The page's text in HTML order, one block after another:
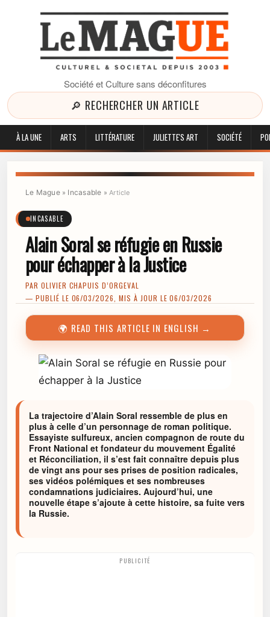
Société et Culture sans déconfitures
🔎 RECHERCHER UN ARTICLE
À LA UNE ARTS LITTÉRATURE JULIETTE'S ART SOCIÉTÉ
Le Mague» Incasable »Article
INCASABLE
Alain Soral se réfugie en Russie
pour échapper à la Justice
PAR OLIVIER CHAPUIS D’ORGEVAL
— PUBLIÉ LE 06/03/2026, MIS À JOUR LE 06/03/2026
🌍 READ THIS ARTICLE IN ENGLISH →
La trajectoire d’Alain Soral ressemble de plus en
plus à celle d’un personnage de roman politique.
Essayiste sulfureux, ancien compagnon de route du
Front National et fondateur du mouvement Égalité
et Réconciliation, il s’est fait connaître depuis plus
de vingt ans pour ses prises de position radicales,
ses vidéos polémiques et ses nombreuses
condamnations judiciaires. Aujourd’hui, une
nouvelle étape s’ajoute à cette histoire, sa fuite vers
la Russie.
PUBLICITÉ